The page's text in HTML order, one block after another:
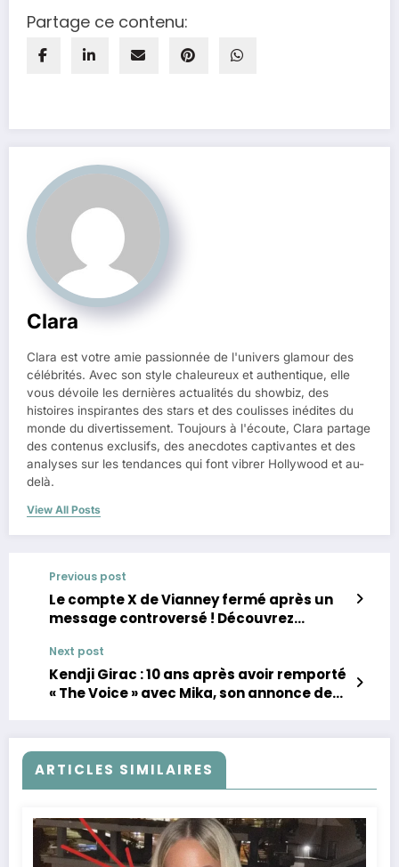
Partage ce contenu:
Clara
Clara est votre amie passionnée de l'univers glamour des
célébrités. Avec son style chaleureux et authentique, elle
vous dévoile les dernières actualités du showbiz, des
histoires inspirantes des stars et des coulisses inédites du
monde du divertissement. Toujours à l'écoute, Clara partage
des contenus exclusifs, des anecdotes captivantes et des
analyses sur les tendances qui font vibrer Hollywood et au-
delà.
View All Posts
Previous post
Le compte X de Vianney fermé après un
message controversé ! Découvrez
Next post
Kendji Girac : 10 ans après avoir remporté
« The Voice » avec Mika, son annonce de
ARTICLES SIMILAIRES